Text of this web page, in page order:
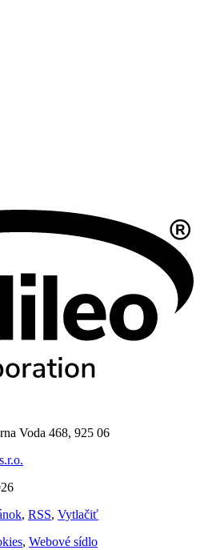
Voda 468, 925 06
, RSS, Vytlačiť
, Webové sídlo